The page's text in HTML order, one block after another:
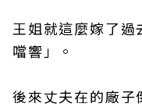
王姐就這麼嫁了
噹響」。
後來丈夫在的廠子